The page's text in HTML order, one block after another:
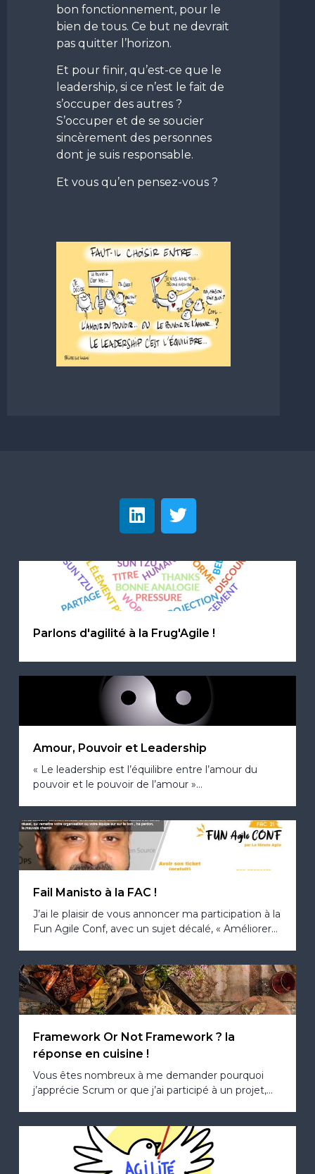
bon fonctionnement, pour le
bien de tous. Ce but ne devrait
pas quitter l’horizon.
Et pour finir, qu’est-ce que le
leadership, si ce n’est le fait de
s’occuper des autres ?
S’occuper et de se soucier
sincèrement des personnes
dont je suis responsable.
Et vous qu’en pensez-vous ?
Parlons d'agilité à la Frug'Agile !
Amour, Pouvoir et Leadership
« Le leadership est l’équilibre entre l’amour du
pouvoir et le pouvoir de l’amour »...
Fail Manisto à la FAC !
J’ai le plaisir de vous annoncer ma participation à la
Fun Agile Conf, avec un sujet décalé, « Améliorer...
Framework Or Not Framework ? la
réponse en cuisine !
Vous êtes nombreux à me demander pourquoi
j’apprécie Scrum or que j’ai participé à un projet,...